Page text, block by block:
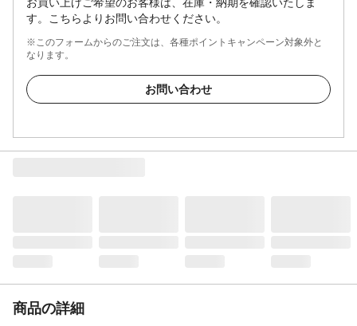
す。こちらよりお問い合わせください。
※このフォームからのご注文は、各種ポイントキャンペーン対象外と
なります。
お問い合わせ
商品の詳細